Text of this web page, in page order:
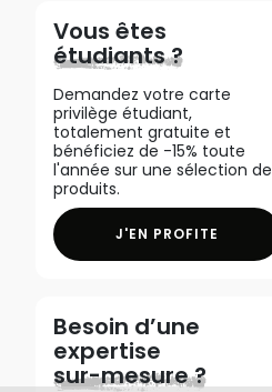
Vous êtes
étudiants ?
Demandez votre carte
privilège étudiant,
totalement gratuite et
bénéficiez de -15% toute
l'année sur une sélection de
produits.
J'EN PROFITE
Besoin d’une
expertise
sur-mesure ?